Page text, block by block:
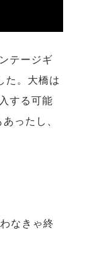
テージギ
た。大橋は
する可能
ったし、
なきゃ終